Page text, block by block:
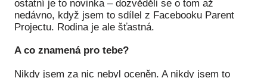
ostatní je to novinka – dozvěděli se o tom až
nedávno, když jsem to sdílel z Facebooku Parent
Projectu. Rodina je ale šťastná.
A co znamená pro tebe?
Nikdy jsem za nic nebyl oceněn. A nikdy jsem to